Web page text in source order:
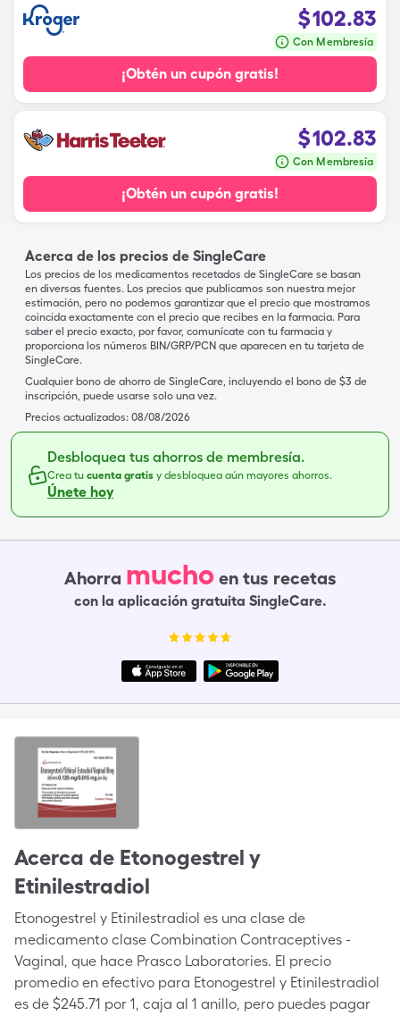
$102.83
Con Membresía
¡Obtén un cupón gratis!
$102.83
Con Membresía
¡Obtén un cupón gratis!
Acerca de los precios de SingleCare
Los precios de los medicamentos recetados de SingleCare se basan
en diversas fuentes. Los precios que publicamos son nuestra mejor
estimación, pero no podemos garantizar que el precio que mostramos
coincida exactamente con el precio que recibes en la farmacia. Para
saber el precio exacto, por favor, comunícate con tu farmacia y
proporciona los números BIN/GRP/PCN que aparecen en tu tarjeta de
SingleCare.
Cualquier bono de ahorro de SingleCare, incluyendo el bono de $3 de
inscripción, puede usarse solo una vez.
Precios actualizados: 08/08/2026
Desbloquea tus ahorros de membresía.
Crea tu cuenta gratis y desbloquea aún mayores ahorros.
Únete hoy
Ahorra mucho en tus recetas
con la aplicación gratuita SingleCare.
Acerca de Etonogestrel y
Etinilestradiol
Etonogestrel y Etinilestradiol es una clase de
medicamento clase Combination Contraceptives -
Vaginal, que hace Prasco Laboratories. El precio
promedio en efectivo para Etonogestrel y Etinilestradiol
es de $245.71 por 1, caja al 1 anillo, pero puedes pagar